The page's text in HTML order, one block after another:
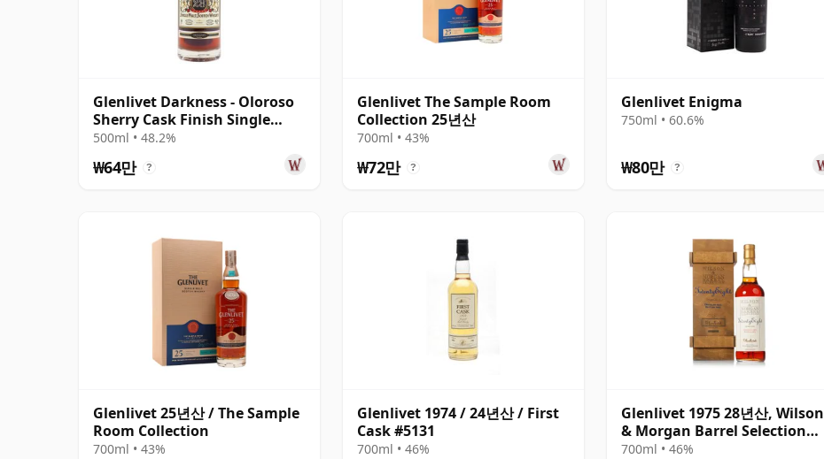
Glenlivet Darkness - Oloroso
Sherry Cask Finish Single
Malt 1992 28년산
500ml • 48.2%
₩64만 ?
Glenlivet The Sample Room
Collection 25년산
700ml • 43%
₩72만 ?
Glenlivet Enigma
750ml • 60.6%
₩80만 ?
Glenlivet 25년산 / The Sample
Room Collection
700ml • 43%
Glenlivet 1974 / 24년산 / First
Cask #5131
700ml • 46%
Glenlivet 1975 28년산, Wilson
& Morgan Barrel Selection
2003 Bottling with Wooden
700ml • 46%